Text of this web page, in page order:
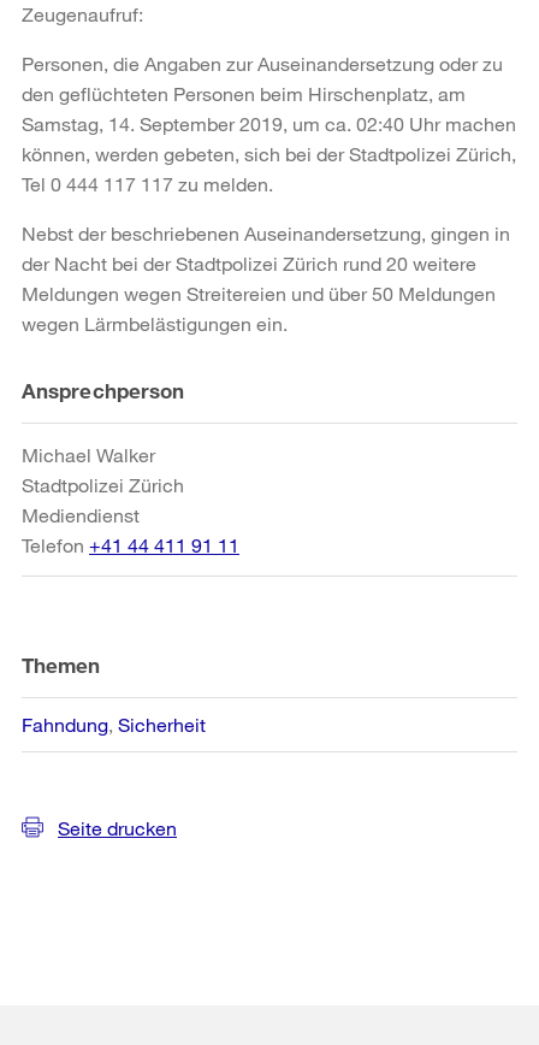
Zeugenaufruf:
Personen, die Angaben zur Auseinandersetzung oder zu
den geflüchteten Personen beim Hirschenplatz, am
Samstag, 14. September 2019, um ca. 02:40 Uhr machen
können, werden gebeten, sich bei der Stadtpolizei Zürich,
Tel 0 444 117 117 zu melden.
Nebst der beschriebenen Auseinandersetzung, gingen in
der Nacht bei der Stadtpolizei Zürich rund 20 weitere
Meldungen wegen Streitereien und über 50 Meldungen
wegen Lärmbelästigungen ein.
Weitere
Informationen
Ansprechperson
Michael Walker
Stadtpolizei Zürich
Mediendienst
Telefon +41 44 411 91 11
Themen
Fahndung Sicherheit
Seite drucken